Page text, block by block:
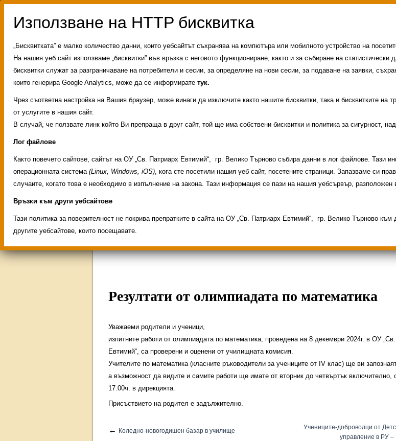
Административни услуги История на училището Контакти
Свободни места за ученици
Резултати от олимпиадата по математика
Уважаеми родители и ученици,
изпитните работи от олимпиадата по математика, проведена на 8 декември 2024г. в ОУ
Евтимий“, са проверени и оценени от училищната комисия.
Учителите по математика (класните ръководители за учениците от IV клас) ще ви
а възможност да видите и самите работи ще имате от вторник до четвъртък включително,
17.00ч. в дирекцията.
Присъствието на родител е задължително.
← Коледно-новогодишен базар в училище
Учениците-доброволци от
управление в РУ
„Бисквитката” е малко количество данни, които уебсайтът съхранява на компютъра или мобилното устройство на
На нашия уеб сайт използваме „бисквитки” във връзка с неговото функциониране, както и за събиране на
бисквитки служат за разграничаване на потребители и сесии, за определяне на нови сесии, за подаване на заявки,
които генерира Google Analytics, може да се информирате тук.
Чрез съответна настройка на Вашия браузер, може винаги да изключите както нашите бисквитки, така и бисквитките
от услугите в нашия сайт.
В случай, че ползвате линк който Ви препраща в друг сайт, той ще има собствени бисквитки и политика за сигурност,
Лог файлове
Както повечето сайтове, сайтът на ОУ „Св. Патриарх Евтимий“, гр. Велико Търново събира данни в лог файлове. Тази
операционната система (Linux, Windows, iOS), кога сте посетили нашия уеб сайт, посетените страници. Запазваме си
случаите, когато това е необходимо в изпълнение на закона. Тази информация се пази на нашия уебсървър,
Връзки към други уебсайтове
Тази политика за поверителност не покрива препратките в сайта на ОУ „Св. Патриарх Евтимий“, гр. Велико Търново
другите уебсайтове, които посещавате.